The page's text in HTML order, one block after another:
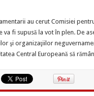
au cerut Comisiei
fi supusă la vot în plen. De
şi organizaţiilor
Central Europeană să